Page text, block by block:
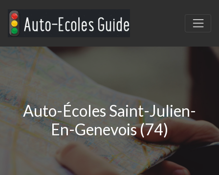
Auto-Écoles Saint-Julien-
En-Genevois (74)